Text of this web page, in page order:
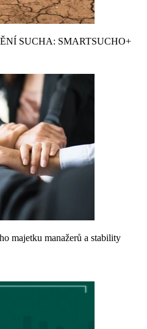
SUCHA: SMARTSUCHO+
majetku manažerů a stability